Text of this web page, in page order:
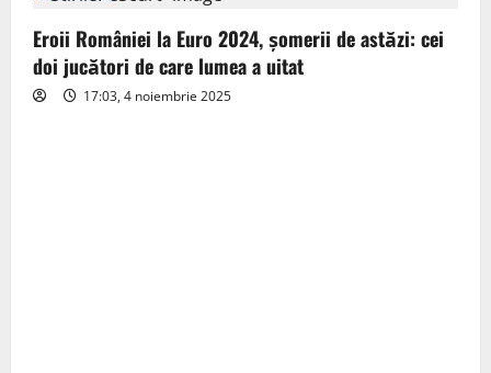
Eroii României la Euro 2024, șomerii de astăzi: cei
doi jucători de care lumea a uitat
17:03, 4 noiembrie 2025